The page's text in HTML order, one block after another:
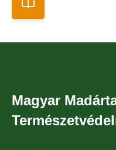
Magyar